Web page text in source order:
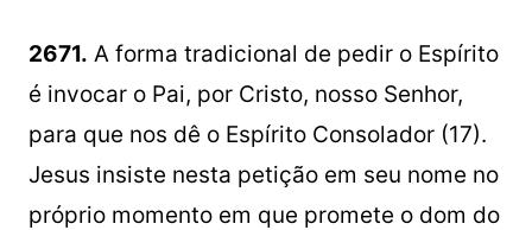
2671. A forma tradicional de pedir o Espírito
é invocar o Pai, por Cristo, nosso Senhor,
para que nos dê o Espírito Consolador (17).
Jesus insiste nesta petição em seu nome no
próprio momento em que promete o dom do